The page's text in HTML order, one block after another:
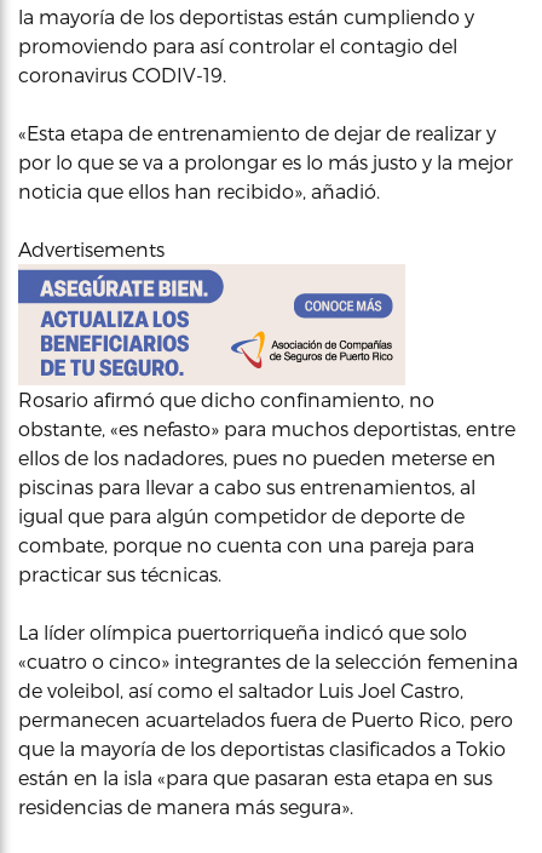
la mayoría de los deportistas están cumpliendo y
promoviendo para así controlar el contagio del
coronavirus CODIV-19.
«Esta etapa de entrenamiento de dejar de realizar y
por lo que se va a prolongar es lo más justo y la mejor
noticia que ellos han recibido», añadió.
Advertisements
Rosario afirmó que dicho confinamiento, no
obstante, «es nefasto» para muchos deportistas, entre
ellos de los nadadores, pues no pueden meterse en
piscinas para llevar a cabo sus entrenamientos, al
igual que para algún competidor de deporte de
combate, porque no cuenta con una pareja para
practicar sus técnicas.
La líder olímpica puertorriqueña indicó que solo
«cuatro o cinco» integrantes de la selección femenina
de voleibol, así como el saltador Luis Joel Castro,
permanecen acuartelados fuera de Puerto Rico, pero
que la mayoría de los deportistas clasificados a Tokio
están en la isla «para que pasaran esta etapa en sus
residencias de manera más segura».